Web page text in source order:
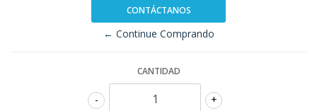
CONTÁCTANOS
← Continue Comprando
CANTIDAD
+
-